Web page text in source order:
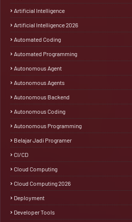
Artificial Intelligence
Artificial Intelligence 2026
Automated Coding
Automated Programming
Autonomous Agent
Autonomous Agents
Autonomous Backend
Autonomous Coding
Autonomous Programming
Belajar Jadi Programer
CI/CD
Cloud Computing
Cloud Computing 2026
Deployment
Developer Tools